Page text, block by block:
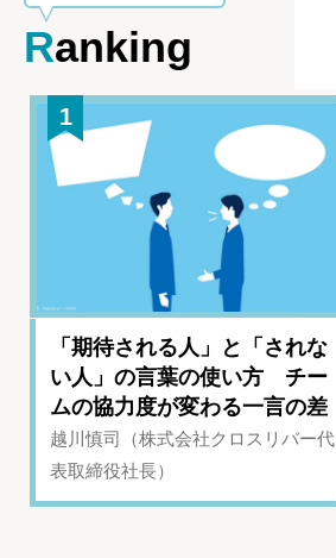
Ranking
1
「期待される人」と「されな
い人」の言葉の使い方 チー
ムの協力度が変わる一言の差
越川慎司（株式会社クロスリバー代
表取締役社長）